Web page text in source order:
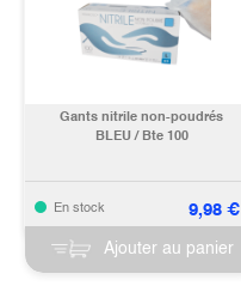
Gants nitrile non-poudrés
BLEU / Bte 100
En stock 9,98€
Ajouter au panier